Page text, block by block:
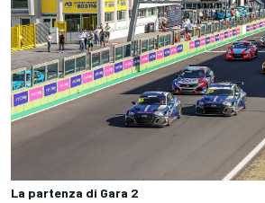
La partenza di Gara 2